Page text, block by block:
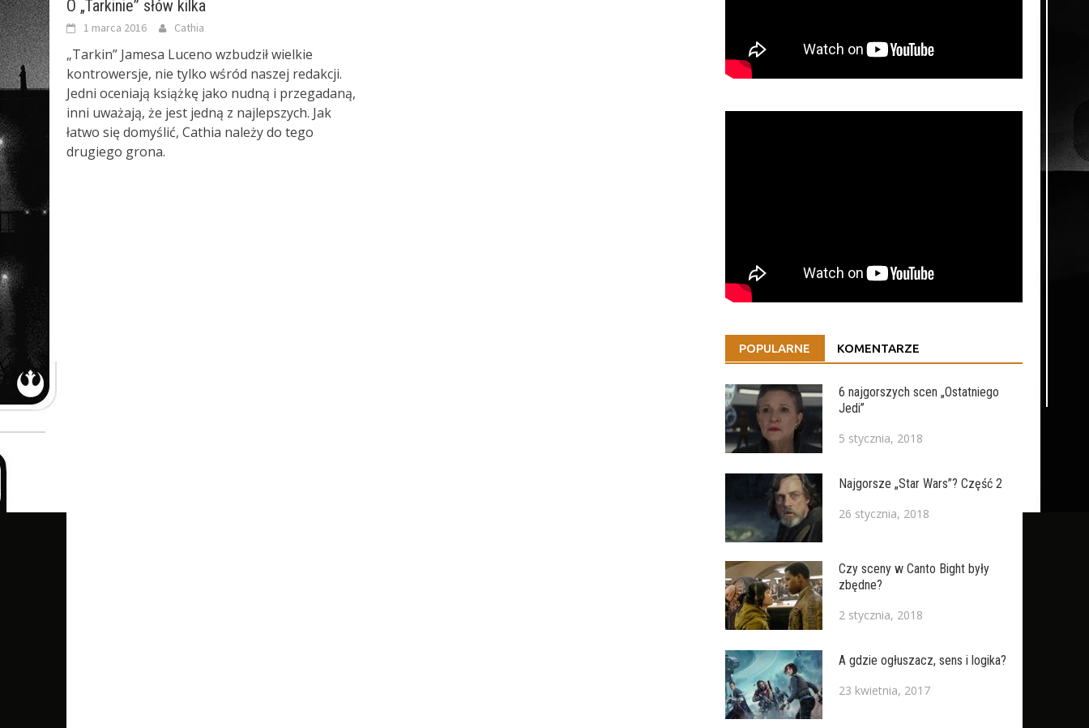
O „Tarkinie” słów kilka
1 marca 2016 Cathia
„Tarkin” Jamesa Luceno wzbudził wielkie
kontrowersje, nie tylko wśród naszej redakcji.
Jedni oceniają książkę jako nudną i przegadaną,
inni uważają, że jest jedną z najlepszych. Jak
łatwo się domyślić, Cathia należy do tego
drugiego grona.
POPULARNE KOMENTARZE
6 najgorszych scen „Ostatniego
Jedi”
5 stycznia, 2018
Najgorsze „Star Wars”? Część 2
26 stycznia, 2018
Czy sceny w Canto Bight były
zbędne?
2 stycznia, 2018
A gdzie ogłuszacz, sens i logika?
23 kwietnia, 2017